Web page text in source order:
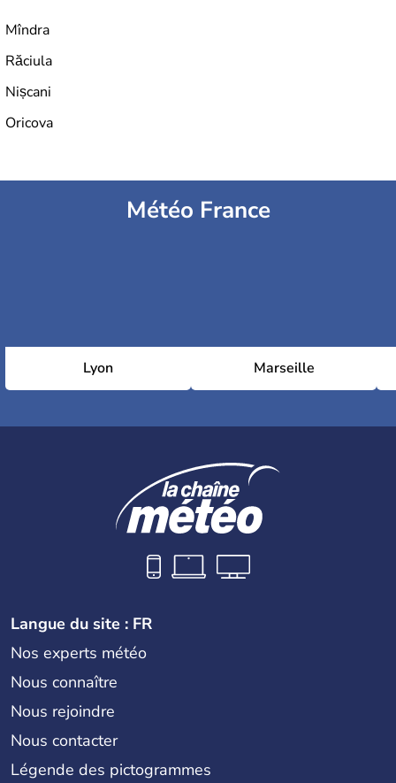
Mîndra
Răciula
Nișcani
Oricova
Météo France
Lyon Marseille
Langue du site : FR
Nos experts météo
Nous connaître
Nous rejoindre
Nous contacter
Légende des pictogrammes